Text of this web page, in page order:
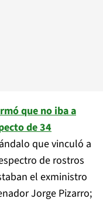
que no iba a
de 34
que vinculó a
de rostros
el exministro
Jorge Pizarro;